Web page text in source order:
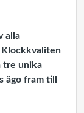
alla
Klockkvaliten
tre unika
fram till